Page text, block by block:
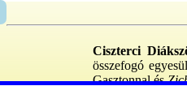
Ciszterci
összefogó
Gasztonnal és